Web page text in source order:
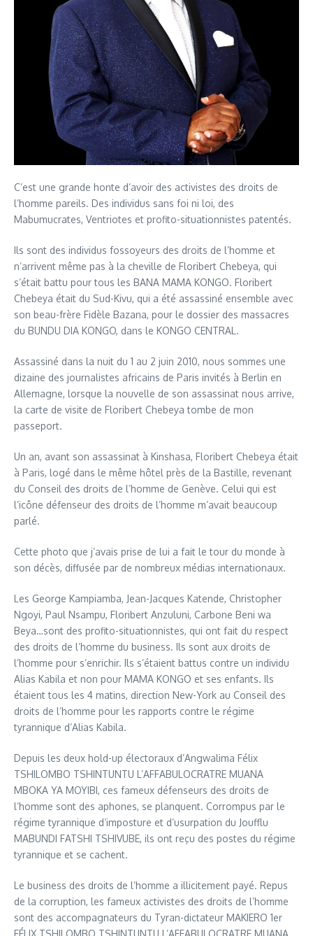
C’est une grande honte d’avoir des activistes des droits de
l’homme pareils. Des individus sans foi ni loi, des
Mabumucrates, Ventriotes et profito-situationnistes patentés.
Ils sont des individus fossoyeurs des droits de l’homme et
n’arrivent même pas à la cheville de Floribert Chebeya, qui
s’était battu pour tous les BANA MAMA KONGO. Floribert
Chebeya était du Sud-Kivu, qui a été assassiné ensemble avec
son beau-frère Fidèle Bazana, pour le dossier des massacres
du BUNDU DIA KONGO, dans le KONGO CENTRAL.
Assassiné dans la nuit du 1 au 2 juin 2010, nous sommes une
dizaine des journalistes africains de Paris invités à Berlin en
Allemagne, lorsque la nouvelle de son assassinat nous arrive,
la carte de visite de Floribert Chebeya tombe de mon
passeport.
Un an, avant son assassinat à Kinshasa, Floribert Chebeya était
à Paris, logé dans le même hôtel près de la Bastille, revenant
du Conseil des droits de l’homme de Genève. Celui qui est
l’icône défenseur des droits de l’homme m’avait beaucoup
parlé.
Cette photo que j’avais prise de lui a fait le tour du monde à
son décès, diffusée par de nombreux médias internationaux.
Les George Kampiamba, Jean-Jacques Katende, Christopher
Ngoyi, Paul Nsampu, Floribert Anzuluni, Carbone Beni wa
Beya…sont des profito-situationnistes, qui ont fait du respect
des droits de l’homme du business. Ils sont aux droits de
l’homme pour s’enrichir. Ils s’étaient battus contre un individu
Alias Kabila et non pour MAMA KONGO et ses enfants. Ils
étaient tous les 4 matins, direction New-York au Conseil des
droits de l’homme pour les rapports contre le régime
tyrannique d’Alias Kabila.
Depuis les deux hold-up électoraux d’Angwalima Félix
TSHILOMBO TSHINTUNTU L’AFFABULOCRATRE MUANA
MBOKA YA MOYIBI, ces fameux défenseurs des droits de
l’homme sont des aphones, se planquent. Corrompus par le
régime tyrannique d’imposture et d’usurpation du Joufflu
MABUNDI FATSHI TSHIVUBE, ils ont reçu des postes du régime
tyrannique et se cachent.
Le business des droits de l’homme a illicitement payé. Repus
de la corruption, les fameux activistes des droits de l’homme
sont des accompagnateurs du Tyran-dictateur MAKIERO 1er
FÉLIX TSHILOMBO TSHINTUNTU L’AFFABULOCRATRE MUANA